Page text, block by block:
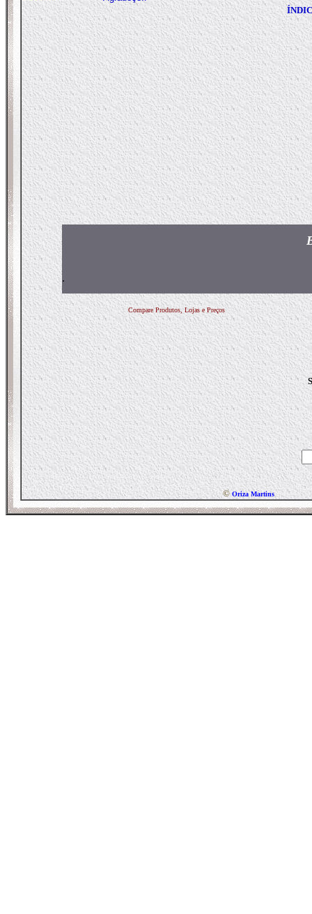
.
Compare Produtos, Lojas e Preços
©Oriza Martins